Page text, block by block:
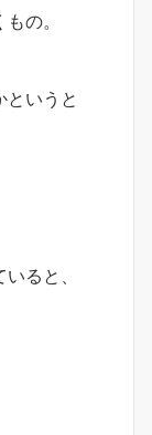
の。
というと
ると、